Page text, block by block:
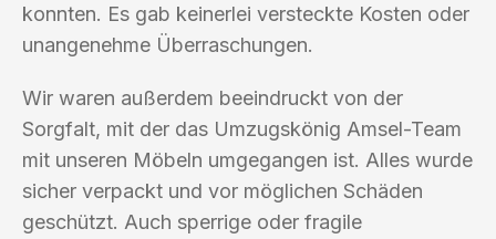
konnten. Es gab keinerlei versteckte Kosten oder
unangenehme Überraschungen.
Wir waren außerdem beeindruckt von der
Sorgfalt, mit der das Umzugskönig Amsel-Team
mit unseren Möbeln umgegangen ist. Alles wurde
sicher verpackt und vor möglichen Schäden
geschützt. Auch sperrige oder fragile